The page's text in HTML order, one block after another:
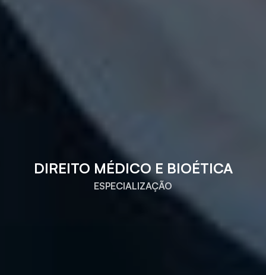
DIREITO MÉDICO E BIOÉTICA
ESPECIALIZAÇÃO